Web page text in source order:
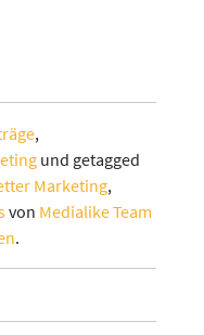
,
und getagged
Marketing,
von Medialike Team
.